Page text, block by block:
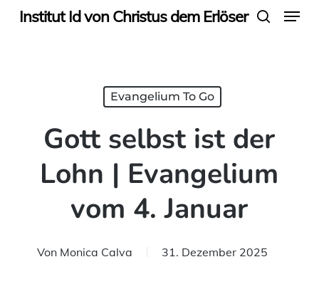
SkipInstitut Id von Christus dem Erlöser Menu
Evangelium To Go
Gott selbst ist der
Lohn | Evangelium
vom 4. Januar
Von Monica Calva 31. Dezember 2025